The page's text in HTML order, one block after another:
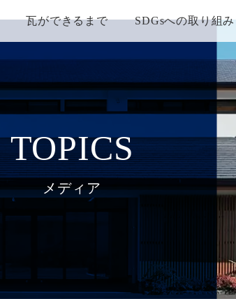
瓦ができるまで SDGsへの取り組み
TOPICS
メディア